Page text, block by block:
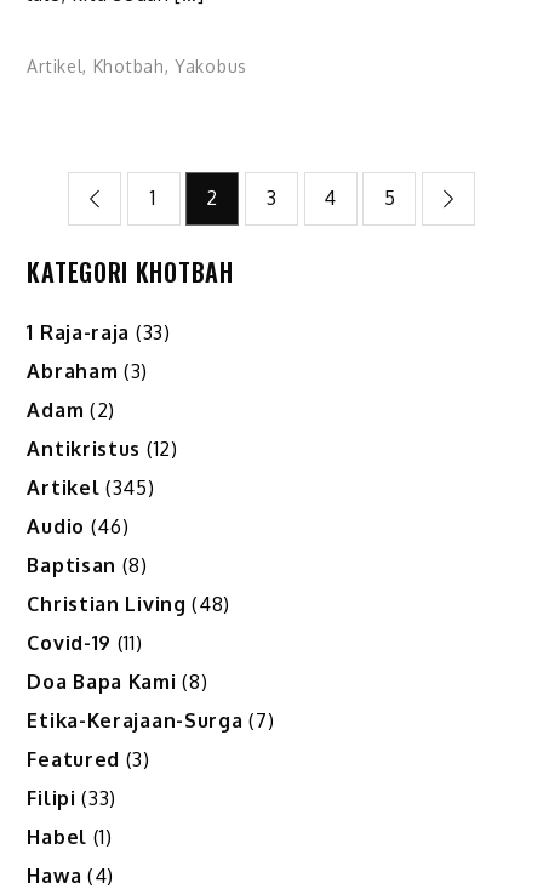
Artikel, Khotbah,Yakobus
Posts
pagination
1 2 3 4 5
KATEGORI KHOTBAH
1 Raja-raja (33)
Abraham (3)
Adam (2)
Antikristus (12)
Artikel (345)
Audio (46)
Baptisan (8)
Christian Living (48)
Covid-19 (11)
Doa Bapa Kami (8)
Etika-Kerajaan-Surga (7)
Featured (3)
Filipi (33)
Habel (1)
Hawa (4)